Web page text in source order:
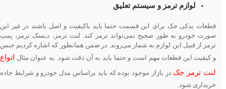
لوازم ترمز و سیستم تعلیق
قطعات یدکی جک برای این قسمت حتما باید باکیفیت و اصل باشند در غیر این
صورت خودرو به طور صحیح نمی‌تواند ترمز کند. لنت ترمز، دیسک ترمز، پمپ
ترمز از قبیل این لوازم به شمار می‌روند. در ضمن همانطور که اشاره کردیم جنس
و کیفیت این قطعات مهم است و حتما باید به آن دقت شود. به عنوان مثال انواع
لنت ترمز جکدر بازار موجود بوده که باید براساس مدل خودرو و شرایط جاده
خریداری شود.